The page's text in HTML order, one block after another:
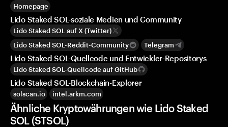
Homepage
Lido Staked SOL-soziale Medien und Community
Lido Staked SOL auf X (Twitter)
Lido Staked SOL-Reddit-Community
Telegram
Lido Staked SOL-Quellcode und Entwickler-Repositorys
Lido Staked SOL-Quellcode auf GitHub
Lido Staked SOL-Blockchain-Explorer
solscan.io intel.arkm.com
Ähnliche Kryptowährungen wie Lido Staked
SOL (STSOL)